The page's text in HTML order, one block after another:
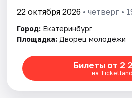
22 октября 2026 • четверг •
Город: Екатеринбург
Площадка: Дворец молодёжи
Билеты от 2
на Ticketland